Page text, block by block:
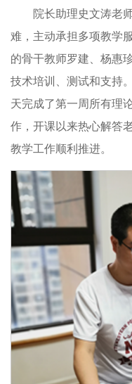
院长助理史文涛老
难，主动承担多项教学
的骨干教师罗建、杨惠
技术培训、测试和支持
天完成了第一周所有理
作，开课以来热心解答
教学工作顺利推进。